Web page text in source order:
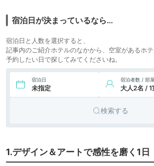
宿泊日が決まっているなら…
宿泊日と人数を選択すると、
記事内のご紹介ホテルのなかから、空室があるホテ
予約したい日で探してみてくださいね。
宿泊日
未指定
宿泊者数 / 部
大人2名 / 1
検索する
1.デザイン＆アートで感性を磨く1日